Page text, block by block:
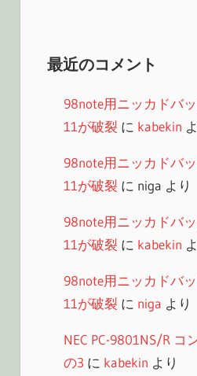
最近のコメント
98note用ニッカドバ
11が破裂に kabekin
98note用ニッカドバ
11が破裂に niga より
98note用ニッカドバ
11が破裂に kabekin
98note用ニッカドバ
11が破裂に niga より
NEC PC-9801NS/R コ
の3 に kabekin より